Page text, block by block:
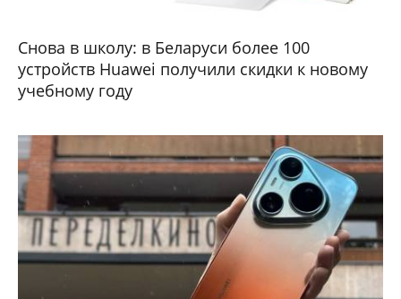
Снова в школу: в Беларуси более 100
устройств Huawei получили скидки к новому
учебному году